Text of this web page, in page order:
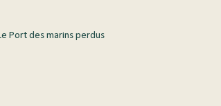
Port des marins perdus